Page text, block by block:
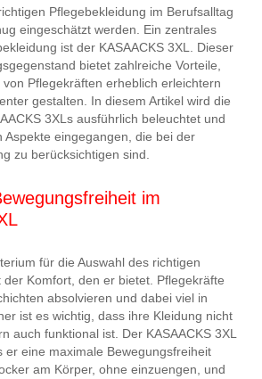
Pflegebekleidung im Berufsalltag
eingeschätzt werden. Ein zentrales
ist der KASAACKS 3XL. Dieser
bietet zahlreiche Vorteile,
Pflegekräften erheblich erleichtern
gestalten. In diesem Artikel wird die
3XLs ausführlich beleuchtet und
Aspekte eingegangen, die bei der
zu berücksichtigen sind.
im
für die Auswahl des richtigen
der Komfort, den er bietet. Pflegekräfte
absolvieren und dabei viel in
ist es wichtig, dass ihre Kleidung nicht
auch funktional ist. Der KASAACKS 3XL
er eine maximale Bewegungsfreiheit
am Körper, ohne einzuengen, und